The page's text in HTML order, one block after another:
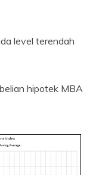
level terendah
hipotek MBA